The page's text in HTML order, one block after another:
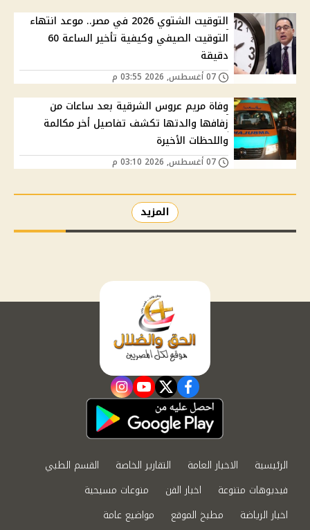
التوقيت الشتوي 2026 في مصر.. موعد انتهاء
التوقيت الصيفي وكيفية تأخير الساعة 60
دقيقة
وفاة مريم عروس الشرقية بعد ساعات من
زفافها والدتها تكشف تفاصيل أخر مكالمة
واللحظات الأخيرة
المزيد
facebook
twitter
youtube
instagram
الرئيسية الاخبار العامة التقارير الخاصة
القسم الطبي
فيديوهات متنوعة
اخبار الفن
منوعات مسيحية
اخبار الرياضة
مطبخ الموقع مواضيع عامة